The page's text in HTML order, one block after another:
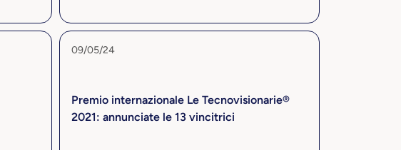
09/05/24
Premio internazionale Le Tecnovisionarie®
2021: annunciate le 13 vincitrici